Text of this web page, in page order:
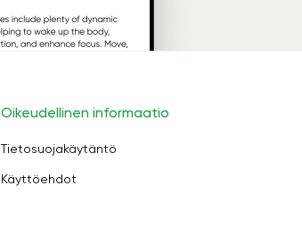
Oikeudellinen informaatio
Tietosuojakäytäntö
Käyttöehdot